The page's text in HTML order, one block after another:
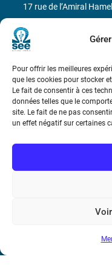
Pour offrir les meilleures
que les cookies pour stocker
Le fait de consentir à ces
données telles que le
site. Le fait de ne pas
un effet négatif sur certaines
Bicentenaire
Marie Ampère
Conditions
Mentions
17 rue de l’Amiral
Métro : « Boissière »
N° de SIREN : 785 393
communautaire : FR44